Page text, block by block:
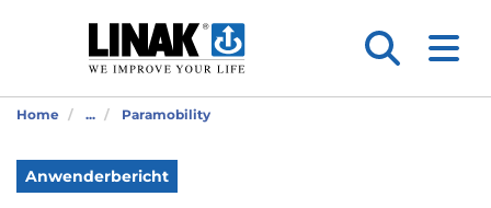
Home ... Paramobility
Anwenderbericht